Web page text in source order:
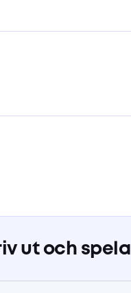
ut och spela